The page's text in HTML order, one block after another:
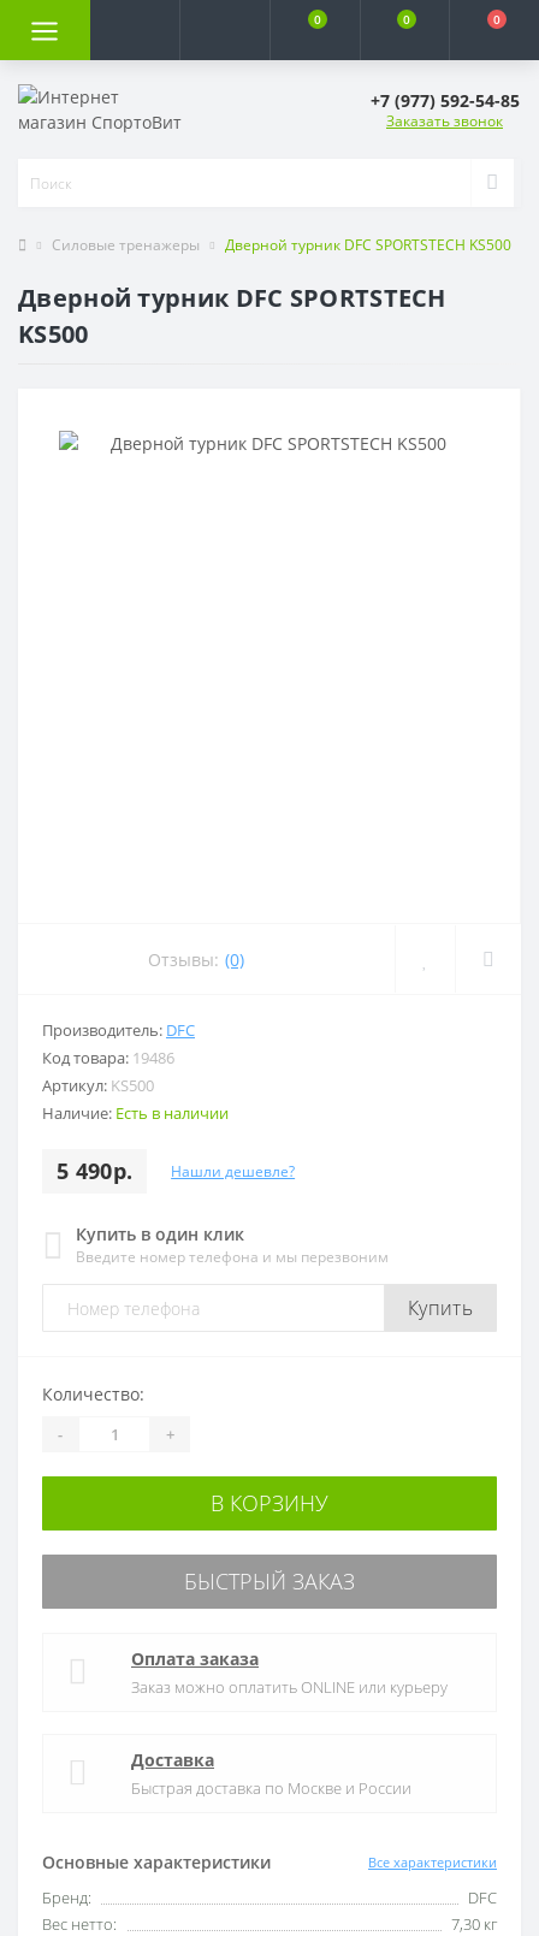
0 0 0
+7 (977) 592-54-85
Заказать звонок
Силовые тренажеры Дверной турник DFC SPORTSTECH KS500
Дверной турник DFC SPORTSTECH
KS500
Отзывы: (0)
Производитель: DFC
Код товара: 19486
Артикул: KS500
Наличие: Есть в наличии
5 490р. Нашли дешевле?
Купить в один клик
Введите номер телефона и мы перезвоним
Купить
Основные характеристики Все характеристики
Бренд:
DFC
Вес нетто:
7,30 кг
Количество:
- +
В КОРЗИНУ
БЫСТРЫЙ ЗАКАЗ
Оплата заказа
Заказ можно оплатить ONLINE или курьеру
Доставка
Быстрая доставка по Москве и России